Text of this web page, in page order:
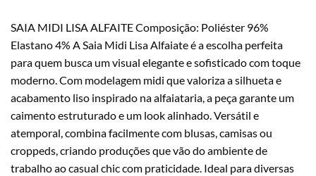
SAIA MIDI LISA ALFAITE Composição: Poliéster 96%
Elastano 4% A Saia Midi Lisa Alfaiate é a escolha perfeita
para quem busca um visual elegante e sofisticado com toque
moderno. Com modelagem midi que valoriza a silhueta e
acabamento liso inspirado na alfaiataria, a peça garante um
caimento estruturado e um look alinhado. Versátil e
atemporal, combina facilmente com blusas, camisas ou
croppeds, criando produções que vão do ambiente de
trabalho ao casual chic com praticidade. Ideal para diversas